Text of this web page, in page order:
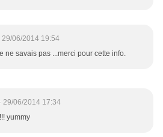
29/06/2014 19:54
ne savais pas ...merci pour cette info.
29/06/2014 17:34
yummy